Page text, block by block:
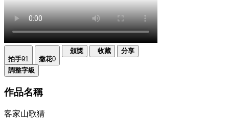
拍手91 撒花0
頒獎 收藏 分享
調整字級
作品名稱
客家山歌猜